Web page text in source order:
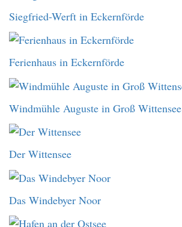
Siegfried-Werft in Eckernförde
Ferienhaus in Eckernförde
Windmühle Auguste in Groß Wittensee
Der Wittensee
Das Windebyer Noor